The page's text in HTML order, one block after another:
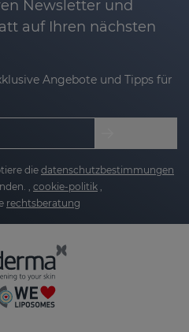
Newsletter und
auf Ihren nächsten
Angebote und Tipps für
die datenschutzbestimmungen
, cookie-politik
rechtsberatung